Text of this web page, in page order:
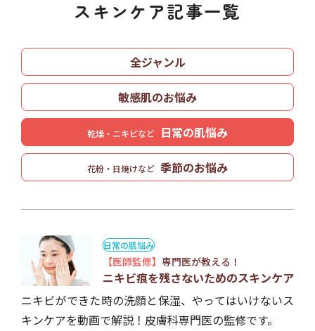
スキンケア記事一覧
全ジャンル
敏感肌のお悩み
乾燥・ニキビなど 日常の肌悩み
花粉・日焼けなど 季節のお悩み
日常の肌悩み
【医師監修】 専門医が教える！
ニキビ痕を残さないためのスキンケア
ニキビができた時の洗顔と保湿、やってはいけないス
キンケアを動画で解説！皮膚科専門医の監修です。